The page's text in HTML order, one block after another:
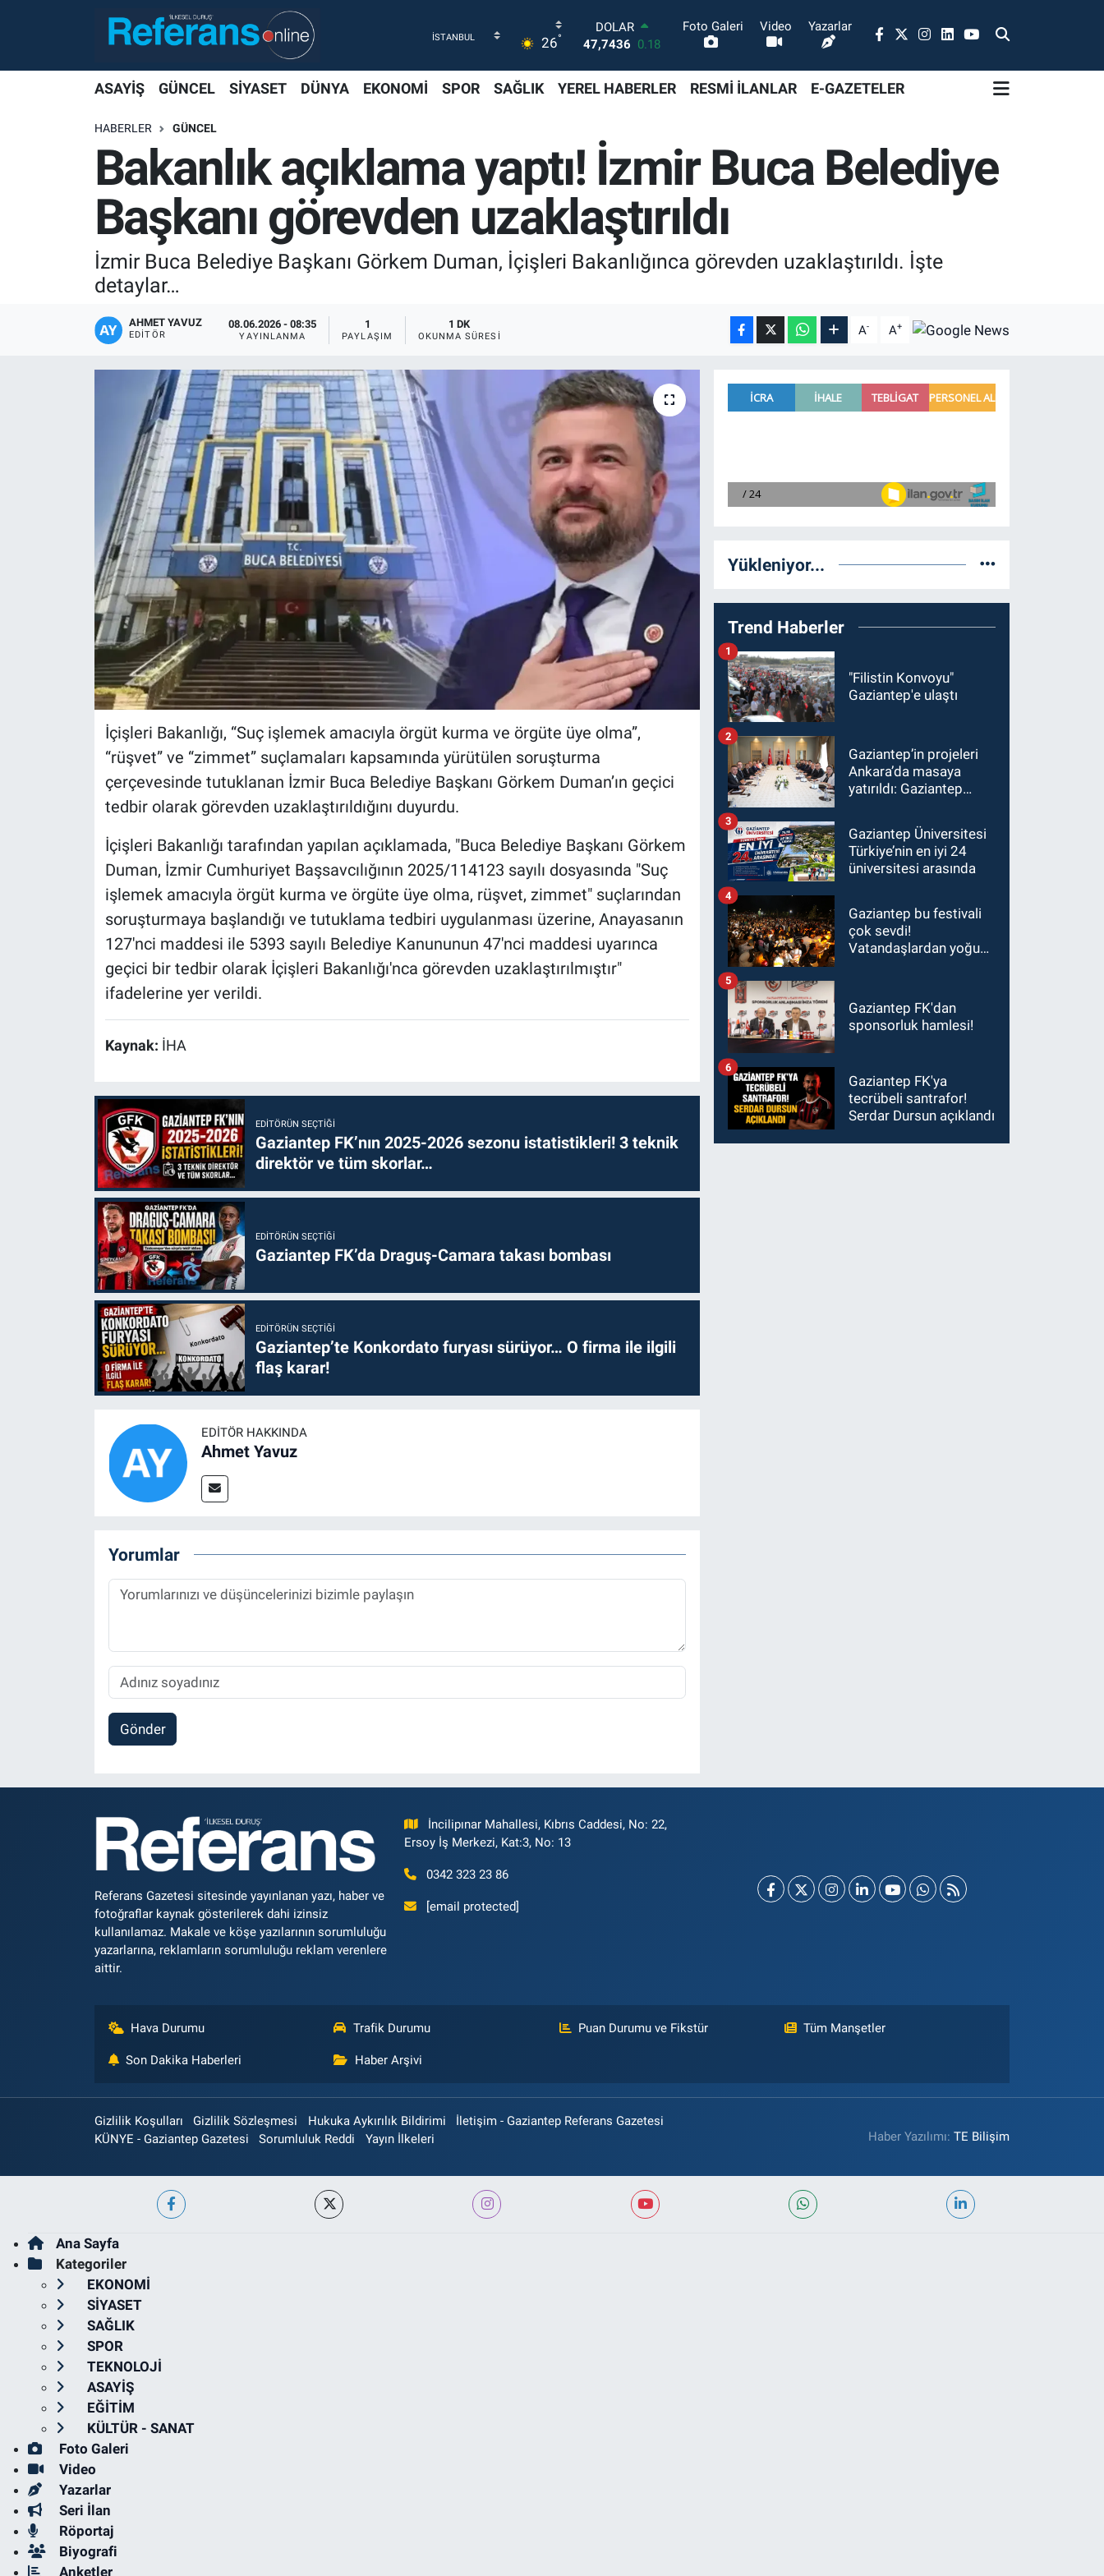
26°
DOLAR
47,7436 0.18
STERLİN
6660.55
BİST100
13.779 -14
BITCOIN
64.959,79
1.11
Foto Galeri Video Yazarlar
ASAYİŞ GÜNCEL SİYASET DÜNYA EKONOMİ SPOR SAĞLIK YEREL HABERLER RESMİ İLANLAR E-GAZETELER
HABERLER GÜNCEL
Bakanlık açıklama yaptı! İzmir Buca Belediye
Başkanı görevden uzaklaştırıldı
İzmir Buca Belediye Başkanı Görkem Duman, İçişleri Bakanlığınca görevden uzaklaştırıldı. İşte
detaylar…
AHMET YAVUZ
EDITÖR
08.06.2026 - 08:35
YAYINLANMA
1
PAYLAŞIM
1 DK
OKUNMA SÜRESI A- A+
İçişleri Bakanlığı, “Suç işlemek amacıyla örgüt kurma ve örgüte üye olma”,
“rüşvet” ve “zimmet” suçlamaları kapsamında yürütülen soruşturma
çerçevesinde tutuklanan İzmir Buca Belediye Başkanı Görkem Duman’ın geçici
tedbir olarak görevden uzaklaştırıldığını duyurdu.
İçişleri Bakanlığı tarafından yapılan açıklamada, "Buca Belediye Başkanı Görkem
Duman, İzmir Cumhuriyet Başsavcılığının 2025/114123 sayılı dosyasında "Suç
işlemek amacıyla örgüt kurma ve örgüte üye olma, rüşvet, zimmet" suçlarından
soruşturmaya başlandığı ve tutuklama tedbiri uygulanması üzerine, Anayasanın
127'nci maddesi ile 5393 sayılı Belediye Kanununun 47'nci maddesi uyarınca
geçici bir tedbir olarak İçişleri Bakanlığı'nca görevden uzaklaştırılmıştır"
ifadelerine yer verildi.
Kaynak: İHA
EDITÖRÜN SEÇTIĞI
Gaziantep FK’nın 2025-2026 sezonu istatistikleri! 3 teknik
direktör ve tüm skorlar…
EDITÖRÜN SEÇTIĞI
Gaziantep FK’da Draguş-Camara takası bombası
EDITÖRÜN SEÇTIĞI
Gaziantep’te Konkordato furyası sürüyor… O firma ile ilgili
flaş karar!
EDITÖR HAKKINDA
Ahmet Yavuz
Yorumlar
Gönder
Yükleniyor...
Trend Haberler
"Filistin Konvoyu"
Gaziantep'e ulaştı
1
Gaziantep’in projeleri
Ankara’da masaya
yatırıldı: Gaziantep
Şimşek’e ziyaret!
2
Gaziantep Üniversitesi
Türkiye’nin en iyi 24
üniversitesi arasında
3
Gaziantep bu festivali
çok sevdi!
Vatandaşlardan yoğun
4
Gaziantep FK'dan
sponsorluk hamlesi!
5
Gaziantep FK'ya
tecrübeli santrafor!
Serdar Dursun açıklandı
6
Referans Gazetesi sitesinde yayınlanan yazı, haber ve
fotoğraflar kaynak gösterilerek dahi izinsiz
kullanılamaz. Makale ve köşe yazılarının sorumluluğu
yazarlarına, reklamların sorumluluğu reklam verenlere
aittir.
İncilipınar Mahallesi, Kıbrıs Caddesi, No: 22,
Ersoy İş Merkezi, Kat:3, No: 13
0342 323 23 86
[email protected]
Hava Durumu Trafik Durumu Puan Durumu ve Fikstür Tüm Manşetler
Son Dakika Haberleri Haber Arşivi
Gizlilik Koşulları Gizlilik Sözleşmesi Hukuka Aykırılık Bildirimi
İletişim - Gaziantep Referans Gazetesi
KÜNYE - Gaziantep Gazetesi
Sorumluluk Reddi Yayın İlkeleri Haber Yazılımı:TE Bilişim
Ana Sayfa
Kategoriler
EKONOMİ
SİYASET
SAĞLIK
SPOR
TEKNOLOJİ
ASAYİŞ
EĞİTİM
KÜLTÜR - SANAT
Foto Galeri
Video
Yazarlar
Seri İlan
Röportaj
Biyografi
Anketler